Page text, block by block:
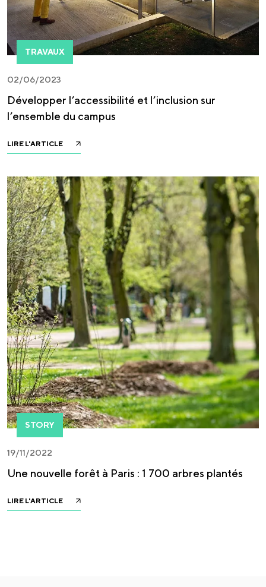
TRAVAUX
02/06/2023
Développer l’accessibilité et l’inclusion sur
l’ensemble du campus
LIRE L'ARTICLE
STORY
19/11/2022
Une nouvelle forêt à Paris : 1 700 arbres plantés
LIRE L'ARTICLE